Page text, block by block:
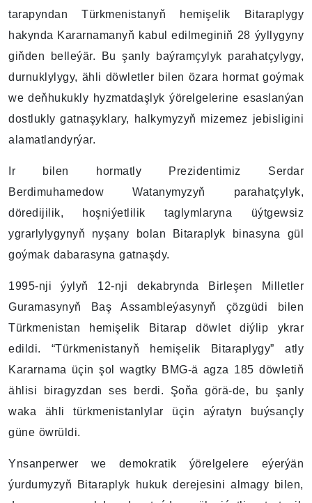
tarapyndan Türkmenistanyň hemişelik Bitaraplygy
hakynda Kararnamanyň kabul edilmeginiň 28 ýyllygyny
giňden belleýär. Bu şanly baýramçylyk parahatçylygy,
durnuklylygy, ähli döwletler bilen özara hormat goýmak
we deňhukukly hyzmatdaşlyk ýörelgelerine esaslanýan
dostlukly gatnaşyklary, halkymyzyň mizemez jebisligini
alamatlandyrýar.
Ir bilen hormatly Prezidentimiz Serdar
Berdimuhamedow Watanymyzyň parahatçylyk,
döredijilik, hoşniýetlilik taglymlaryna üýtgewsiz
ygrarlylygynyň nyşany bolan Bitaraplyk binasyna gül
goýmak dabarasyna gatnaşdy.
1995-nji ýylyň 12-nji dekabrynda Birleşen Milletler
Guramasynyň Baş Assambleýasynyň çözgüdi bilen
Türkmenistan hemişelik Bitarap döwlet diýlip ykrar
edildi. “Türkmenistanyň hemişelik Bitaraplygy” atly
Kararnama üçin şol wagtky BMG-ä agza 185 döwletiň
ählisi biragyzdan ses berdi. Şoňa görä-de, bu şanly
waka ähli türkmenistanlylar üçin aýratyn buýsançly
güne öwrüldi.
Ynsanperwer we demokratik ýörelgelere eýerýän
ýurdumyzyň Bitaraplyk hukuk derejesini almagy bilen,